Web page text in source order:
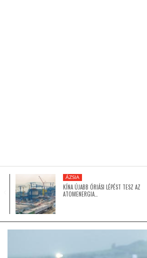
GLOBOTV BP
ÁZSIA
KÍNA ÚJABB ÓRIÁSI LÉPÉST TESZ AZ
ATOMENERGIA…